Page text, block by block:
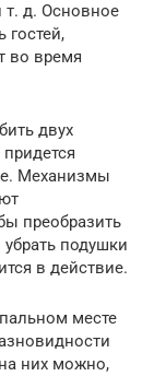
т. д. Основное
гостей,
во время
двух
Механизмы
преобразить
подушки
в действие.
месте
них можно,